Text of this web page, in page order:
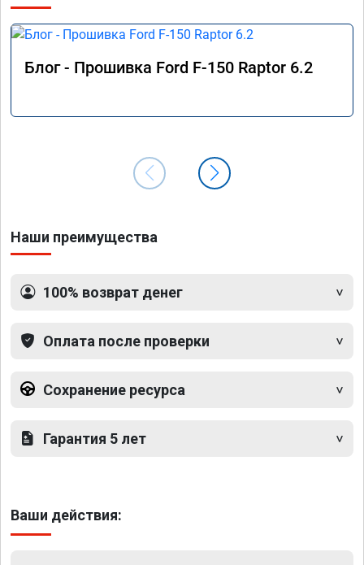
Блог - Прошивка Ford F-150 Raptor 6.2
Наши преимущества
100% возврат денег
Оплата после проверки
Сохранение ресурса
Гарантия 5 лет
Ваши действия: